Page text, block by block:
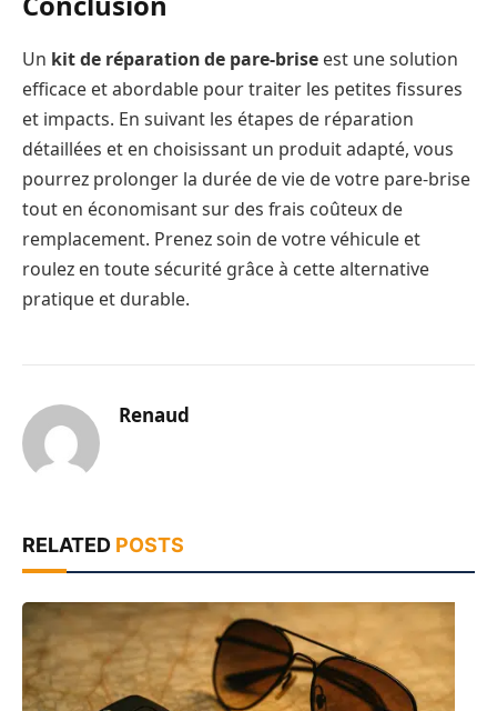
Un kit de réparation de pare-brise est une solution
efficace et abordable pour traiter les petites fissures
et impacts. En suivant les étapes de réparation
détaillées et en choisissant un produit adapté, vous
pourrez prolonger la durée de vie de votre pare-brise
tout en économisant sur des frais coûteux de
remplacement. Prenez soin de votre véhicule et
roulez en toute sécurité grâce à cette alternative
pratique et durable.
Renaud
RELATED POSTS